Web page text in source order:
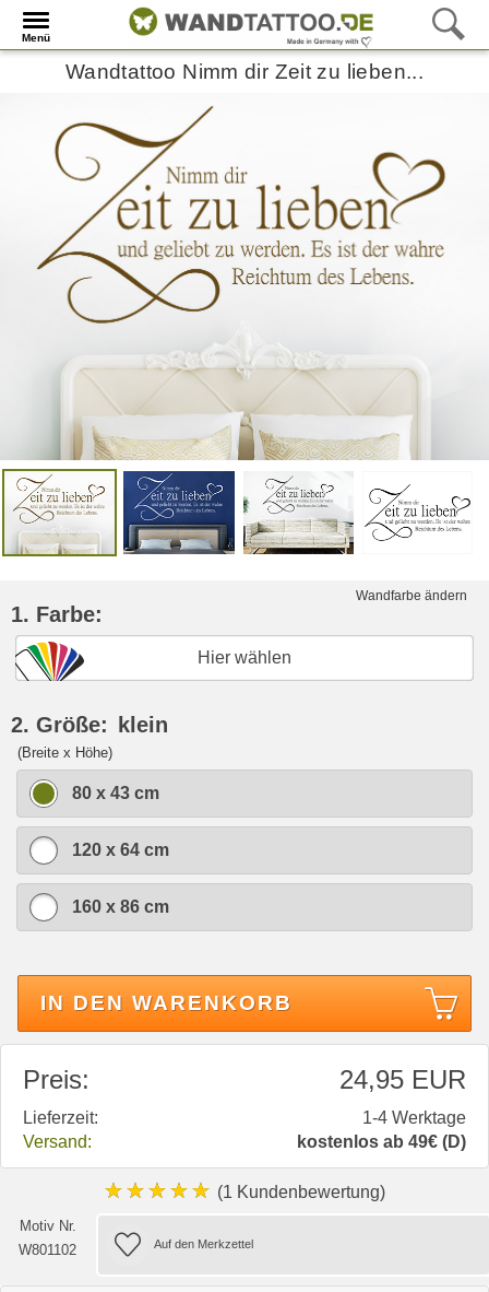
Menü
Wandtattoo Nimm dir Zeit zu lieben...
Wandfarbe ändern
1. Farbe:
Hier wählen
2. Größe: klein
(Breite x Höhe)
80 x 43 cm
120 x 64 cm
160 x 86 cm
IN DEN WARENKORB
Preis: 24,95 EUR
Lieferzeit:
1-4 Werktage
Versand:
kostenlos ab 49€ (D)
★★★★★ (1 Kundenbewertung)
Motiv Nr.
W801102